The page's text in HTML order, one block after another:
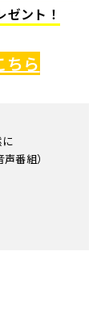
ゼント！
ちら
番組）